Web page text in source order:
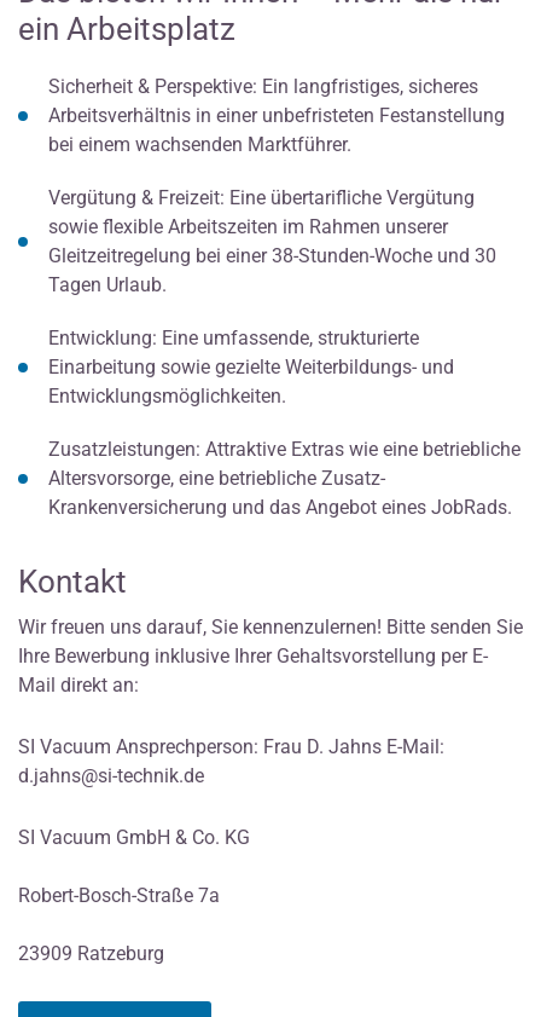
ein Arbeitsplatz
Sicherheit & Perspektive: Ein langfristiges, sicheres
Arbeitsverhältnis in einer unbefristeten Festanstellung
bei einem wachsenden Marktführer.
Vergütung & Freizeit: Eine übertarifliche Vergütung
sowie flexible Arbeitszeiten im Rahmen unserer
Gleitzeitregelung bei einer 38-Stunden-Woche und 30
Tagen Urlaub.
Entwicklung: Eine umfassende, strukturierte
Einarbeitung sowie gezielte Weiterbildungs- und
Entwicklungsmöglichkeiten.
Zusatzleistungen: Attraktive Extras wie eine betriebliche
Altersvorsorge, eine betriebliche Zusatz-
Krankenversicherung und das Angebot eines JobRads.
Kontakt
Wir freuen uns darauf, Sie kennenzulernen! Bitte senden Sie
Ihre Bewerbung inklusive Ihrer Gehaltsvorstellung per E-
Mail direkt an:
SI Vacuum Ansprechperson: Frau D. Jahns E-Mail:
d.jahns@si-technik.de
SI Vacuum GmbH & Co. KG
Robert-Bosch-Straße 7a
23909 Ratzeburg